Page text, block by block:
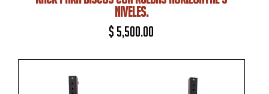
NIVELES.
$ 5,500.00